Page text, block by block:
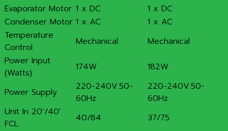
Evaporator Motor 1 x DC
1 x DC
Condenser Motor 1 x AC
1 x AC
Temperature
Control
Mechanical
Mechanical
Power Input
(Watts)
174W 182W
Power Supply
220-240V.50-
60Hz.
220-240V.50-
60Hz.
Unit In 20’/40′
FCL
40/84 37/75